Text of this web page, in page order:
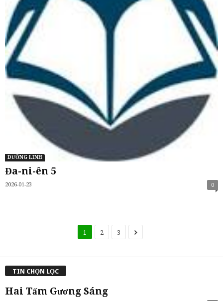
DƯỠNG LINH
Đa-ni-ên 5
2026-01-23 0
1 2 3
TIN CHỌN LỌC
Hai Tấm Gương Sáng